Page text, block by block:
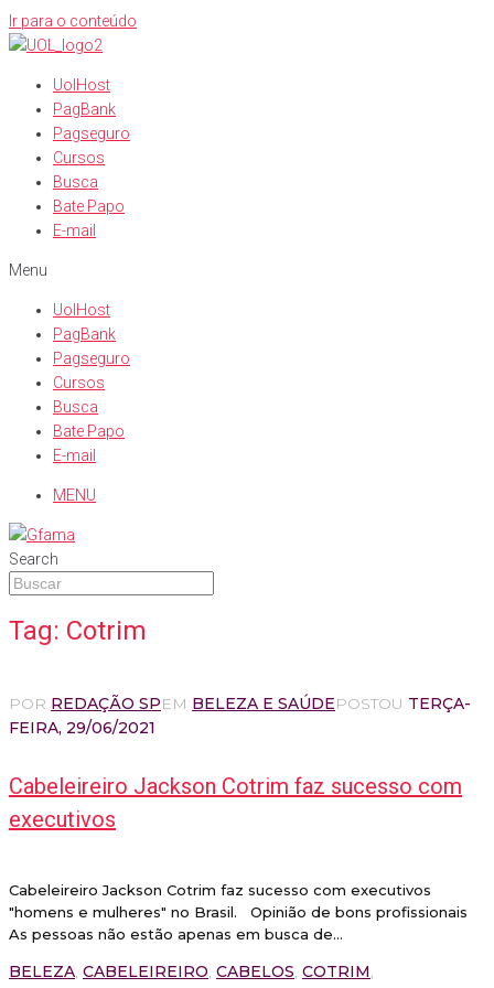
Ir para o conteúdo
UolHost
PagBank
Pagseguro
Cursos
Busca
Bate Papo
E-mail
Menu
UolHost
PagBank
Pagseguro
Cursos
Busca
Bate Papo
E-mail
MENU
Search
Tag: Cotrim
POR REDAÇÃO SPEM BELEZA E SAÚDEPOSTOU TERÇA-
FEIRA, 29/06/2021
Cabeleireiro Jackson Cotrim faz sucesso com
executivos
Cabeleireiro Jackson Cotrim faz sucesso com executivos
"homens e mulheres" no Brasil. Opinião de bons profissionais
As pessoas não estão apenas em busca de...
BELEZA, CABELEIREIRO, CABELOS, COTRIM,